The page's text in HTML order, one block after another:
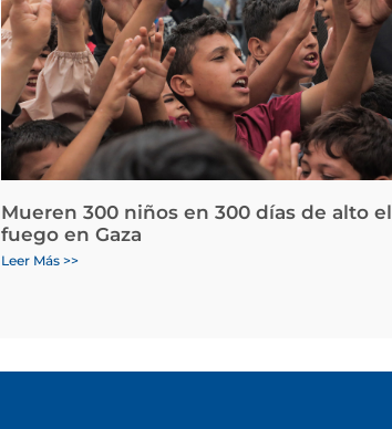
Mueren 300 niños en 300 días de alto el
fuego en Gaza
Leer Más >>